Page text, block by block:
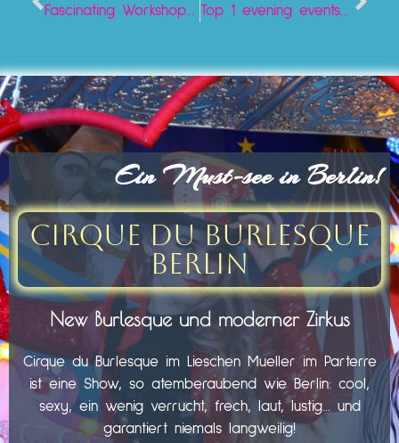
Fascinating Workshops in Berlin Top 1 evening events in Berlin
Ein Must-see in Berlin!
Cirque du Burlesque
Berlin
New Burlesque und moderner Zirkus
Cirque du Burlesque im Lieschen Mueller im Parterre
ist eine Show, so atemberaubend wie Berlin: cool,
sexy, ein wenig verrucht, frech, laut, lustig… und
garantiert niemals langweilig!